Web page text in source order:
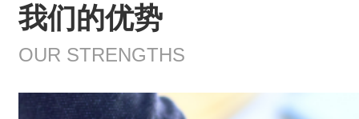
我们的优势
OUR STRENGTHS